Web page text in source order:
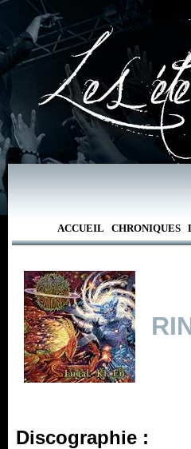
ACCUEIL CHRONIQUES
Discographie :